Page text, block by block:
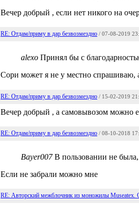
Вечер добрый , если нет никого на
RE: Отдам/приму в дар безвозмездно / 07-08-2019
alexo Принял бы с
Сори может я не у местно спрашиваю,
RE: Отдам/приму в дар безвозмездно / 15-02-2019
Вечер добрый , а самовывозом можно
RE: Отдам/приму в дар безвозмездно / 08-10-2018
Bayer007В пользовании не
Если не забрали можно мне
RE: Авторский межблочник из моножилы Museatex.